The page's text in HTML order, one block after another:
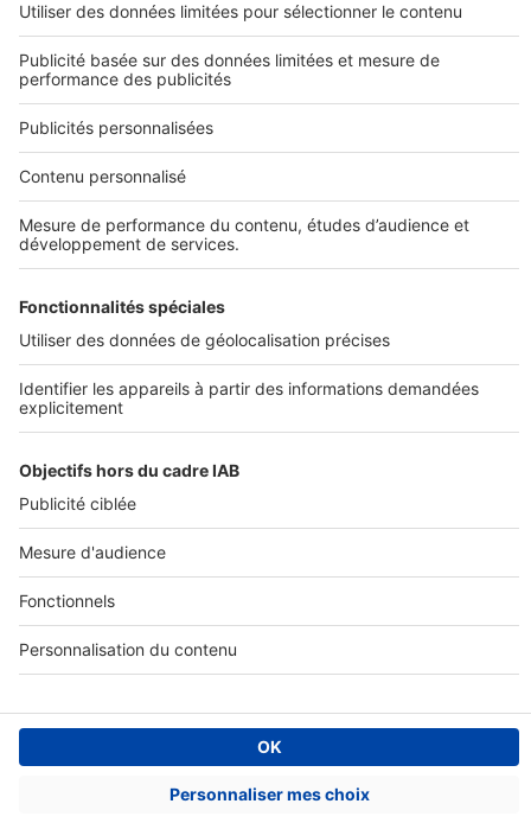
SeLoger neuf c'est aussi...
Annuaire des professionnels
SELOGER NEUF
Conditions Générales d'Utilisation
Politique Générale de Protection des Données
Fonctionnement du site
Paramètres cookies
PROFESSIONNELS
© 2026 - SeLogerNeuf.com